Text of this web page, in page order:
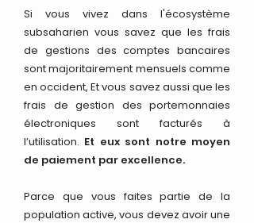
Si vous vivez dans l'écosystème
subsaharien vous savez que les frais
de gestions des comptes bancaires
sont majoritairement mensuels comme
en occident, Et vous savez aussi que les
frais de gestion des portemonnaies
électroniques sont facturés à
l’utilisation. Et eux sont notre moyen
de paiement par excellence.
Parce que vous faites partie de la
population active, vous devez avoir une